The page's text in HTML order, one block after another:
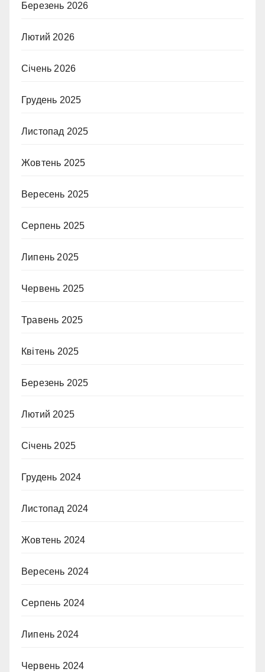
Березень 2026
Лютий 2026
Січень 2026
Грудень 2025
Листопад 2025
Жовтень 2025
Вересень 2025
Серпень 2025
Липень 2025
Червень 2025
Травень 2025
Квітень 2025
Березень 2025
Лютий 2025
Січень 2025
Грудень 2024
Листопад 2024
Жовтень 2024
Вересень 2024
Серпень 2024
Липень 2024
Червень 2024